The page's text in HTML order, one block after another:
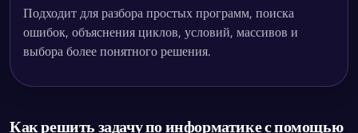
Подходит для разбора простых программ, поиска
ошибок, объяснения циклов, условий, массивов и
выбора более понятного решения.
Как решить задачу по информатике с помощью